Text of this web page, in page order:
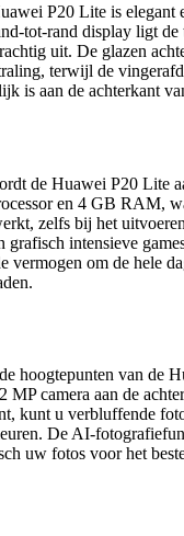
P20 Lite is elegant
tot-rand display ligt
uit. De glazen
terwijl de
is aan de achterkant
de Huawei P20 Lite
en 4 GB RAM,
zelfs bij het
grafisch intensieve
vermogen om de hele
hoogtepunten van de
MP camera aan de
kunt u verbluffende
De AI-
uw fotos voor het